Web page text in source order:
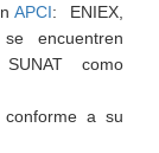
APCI: ENIEX,
encuentren
como
conforme a su